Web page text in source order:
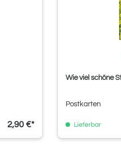
2,90 €*
Wie viel schöne
Postkarten
Lieferbar